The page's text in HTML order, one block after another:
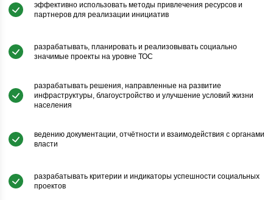
эффективно использовать методы привлечения ресурсов и
партнеров для реализации инициатив
разрабатывать, планировать и реализовывать социально
значимые проекты на уровне ТОС
разрабатывать решения, направленные на развитие
инфраструктуры, благоустройство и улучшение условий жизни
населения
ведению документации, отчётности и взаимодействия с органами
власти
разрабатывать критерии и индикаторы успешности социальных
проектов